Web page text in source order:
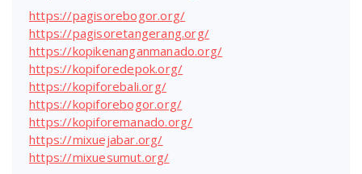
https://pagisorebogor.org/
https://pagisoretangerang.org/
https://kopikenanganmanado.org/
https://kopiforedepok.org/
https://kopiforebali.org/
https://kopiforebogor.org/
https://kopiforemanado.org/
https://mixuejabar.org/
https://mixuesumut.org/